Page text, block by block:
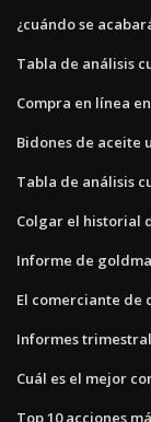
¿cuándo se
Tabla de análisis
Compra en línea
Bidones de aceite
Tabla de análisis
Colgar el historial
Informe de
El comerciante de
Informes
Cuál es el mejor
Top 10 acciones